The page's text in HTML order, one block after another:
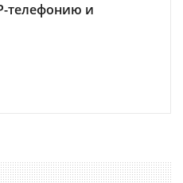
телефонию и